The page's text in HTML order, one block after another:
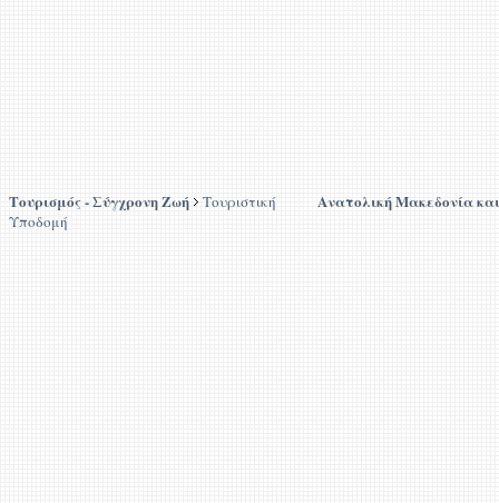
Τουρισμός - Σύγχρονη Ζωή
Τουριστική
Υποδομή
Ανατολική Μακεδονία